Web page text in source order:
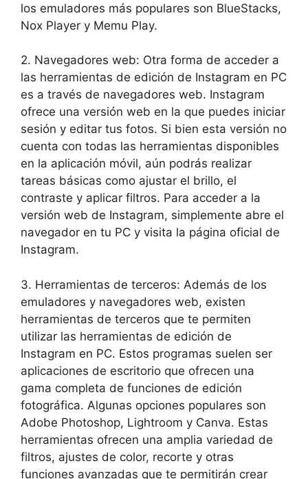
los‍ emuladores más populares son⁣ BlueStacks,
Nox Player y Memu Play.
2. Navegadores web: Otra forma ‍de⁢ acceder a
las herramientas de‌ edición de Instagram en PC
es a través de‍ navegadores web. Instagram
⁤ofrece una versión web ​en la ⁣que puedes ​iniciar
sesión y⁤ editar tus fotos. ​Si bien esta ‌versión ⁢no
cuenta con todas las​ herramientas disponibles
en la aplicación móvil, aún podrás realizar
‌tareas ‍básicas como ajustar el brillo, el
contraste ​y aplicar ⁣filtros. Para acceder a la ​
versión ‌web de Instagram, ⁢simplemente abre ⁢el⁤
navegador ⁣en tu PC ‌y visita ⁢la página ⁤oficial de
Instagram.
3. Herramientas ⁣de terceros: Además de ‍los
emuladores y navegadores web, existen
herramientas ​de terceros que te permiten
utilizar ⁢las ⁢herramientas⁢ de edición de
⁤Instagram⁢ en PC. Estos programas suelen ser
aplicaciones de escritorio‍ que ⁢ofrecen una
‌gama completa⁤ de funciones de edición
fotográfica. Algunas opciones populares son
‍Adobe Photoshop,⁣ Lightroom⁣ y Canva.⁣ Estas
herramientas ofrecen ⁣una amplia variedad⁣ de
filtros, ajustes de color, recorte y otras
‍funciones avanzadas⁤ que te​ permitirán ‌crear